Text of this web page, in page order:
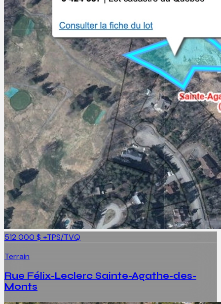
512 000 $ +TPS/TVQ
Terrain
Rue Félix-Leclerc Sainte-Agathe-des-
Monts